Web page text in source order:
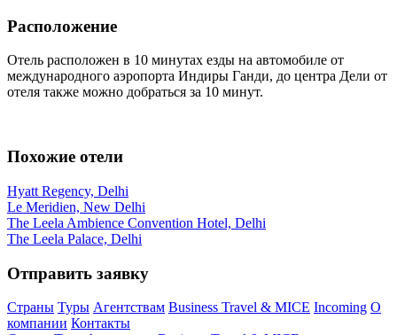
Расположение
Отель расположен в 10 минутах езды на автомобиле от
международного аэропорта Индиры Ганди, до центра Дели от
отеля также можно добраться за 10 минут.
Похожие отели
Hyatt Regency, Delhi
Le Meridien, New Delhi
The Leela Ambience Convention Hotel, Delhi
The Leela Palace, Delhi
Отправить заявку
Страны Туры Агентствам Business Travel & MICE Incoming О
компании Контакты